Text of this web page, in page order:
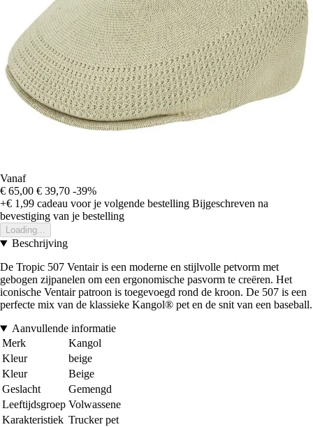
Vanaf
€ 65,00 € 39,70 -39%
+€ 1,99 cadeau voor je volgende bestelling Bijgeschreven na
bevestiging van je bestelling
Loading...
Beschrijving
De Tropic 507 Ventair is een moderne en stijlvolle petvorm met
gebogen zijpanelen om een ergonomische pasvorm te creëren. Het
iconische Ventair patroon is toegevoegd rond de kroon. De 507 is een
perfecte mix van de klassieke Kangol® pet en de snit van een baseball.
Aanvullende informatie
Merk
Kangol
Kleur
beige
Kleur
Beige
Geslacht
Gemengd
Leeftijdsgroep Volwassene
Karakteristiek Trucker pet